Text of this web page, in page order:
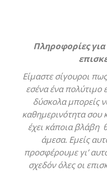
Πληροφορίες
Είμαστε σίγουροι
εσένα ένα πολύτιμο
δύσκολα μπορείς
καθημερινότητα σου
έχει κάποια βλάβη
άμεσα. Εμείς
προσφέρουμε γι’
σχεδόν όλες οι